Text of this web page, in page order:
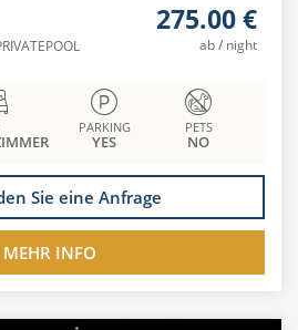
275.00 €
ab / night
PARKING
YES
PETS
NO
Sie eine Anfrage
MEHR INFO